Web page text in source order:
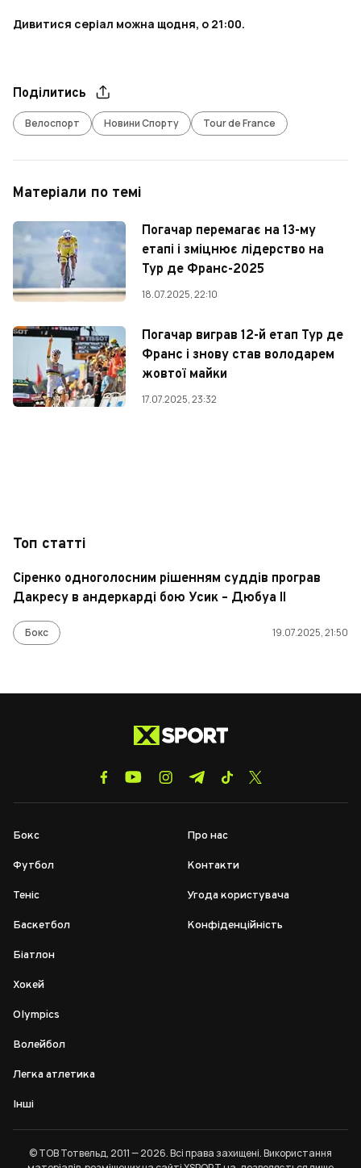
Дивитися серіал можна щодня, о 21:00.
Поділитись
Велоспорт Новини Спорту Tour de France
Матеріали по темі
Погачар перемагає на 13-му
етапі і зміцнює лідерство на
Тур де Франс-2025
18.07.2025, 22:10
Погачар виграв 12-й етап Тур де
Франс і знову став володарем
жовтої майки
17.07.2025, 23:32
Топ статті
Сіренко одноголосним рішенням суддів програв
Дакресу в андеркарді бою Усик – Дюбуа ІІ
Бокс 19.07.2025, 21:50
Бокс
Футбол
Теніс
Баскетбол
Біатлон
Хокей
Olympics
Волейбол
Легка атлетика
Інші
Про нас
Контакти
Угода користувача
Конфіденційність
© ТОВ Тотвельд, 2011 — 2026. Всі права захищені. Використання